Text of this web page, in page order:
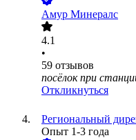
Амур Минералс
4.1
•
59 отзывов
посёлок при
Откликнуться
Региональный
Опыт 1-3 года